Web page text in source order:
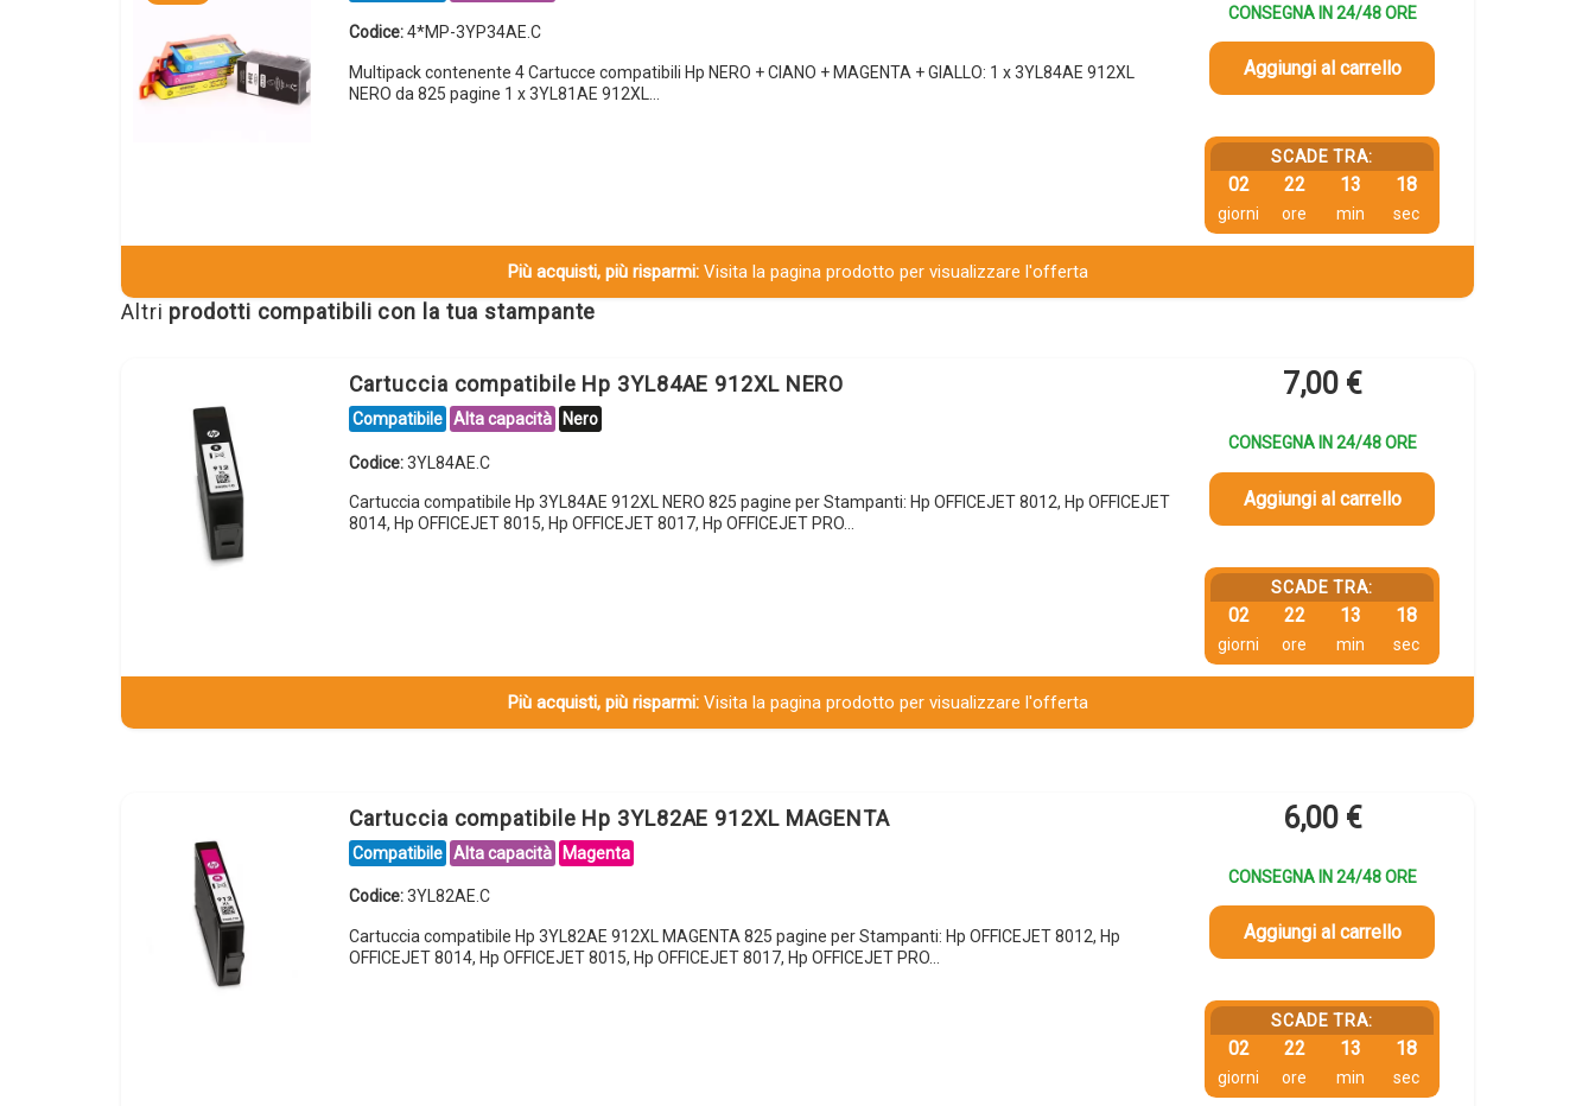
Codice:4*MP-3YP34AE.C
Multipack contenente 4 Cartucce compatibili Hp NERO + CIANO + MAGENTA + GIALLO: 1 x 3YL84AE 912XL
NERO da 825 pagine 1 x 3YL81AE 912XL…
CONSEGNA IN 24/48 ORE
Aggiungi al carrello
SCADE TRA:
02
giorni
22
ore
13
min
18
sec
Più acquisti, più risparmi:Visita la pagina prodotto per visualizzare l'offerta
Altri prodotti compatibili con la tua stampante
Cartuccia compatibile Hp 3YL84AE 912XL NERO
Compatibile Alta capacità Nero
Codice:3YL84AE.C
Cartuccia compatibile Hp 3YL84AE 912XL NERO 825 pagine per Stampanti: Hp OFFICEJET 8012, Hp OFFICEJET
8014, Hp OFFICEJET 8015, Hp OFFICEJET 8017, Hp OFFICEJET PRO…
7,00 €
CONSEGNA IN 24/48 ORE
Aggiungi al carrello
SCADE TRA:
02
giorni
22
ore
13
min
18
sec
Più acquisti, più risparmi:Visita la pagina prodotto per visualizzare l'offerta
Cartuccia compatibile Hp 3YL82AE 912XL MAGENTA
Compatibile Alta capacità Magenta
Codice:3YL82AE.C
Cartuccia compatibile Hp 3YL82AE 912XL MAGENTA 825 pagine per Stampanti: Hp OFFICEJET 8012, Hp
OFFICEJET 8014, Hp OFFICEJET 8015, Hp OFFICEJET 8017, Hp OFFICEJET PRO…
6,00 €
CONSEGNA IN 24/48 ORE
Aggiungi al carrello
SCADE TRA:
02
giorni
22
ore
13
min
18
sec